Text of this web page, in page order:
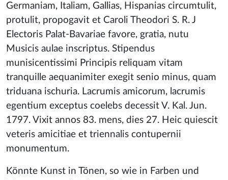
Germaniam, Italiam, Gallias, Hispanias circumtulit,
protulit, propogavit et Caroli Theodori S. R. J
Electoris Palat-Bavariae favore, gratia, nutu
Musicis aulae inscriptus. Stipendus
munisicentissimi Principis reliquam vitam
tranquille aequanimiter exegit senio minus, quam
triduana ischuria. Lacrumis amicorum, lacrumis
egentium exceptus coelebs decessit V. Kal. Jun.
1797. Vixit annos 83. mens, dies 27. Heic quiescit
veteris amicitiae et triennalis contupernii
monumentum.
Könnte Kunst in Tönen, so wie in Farben und